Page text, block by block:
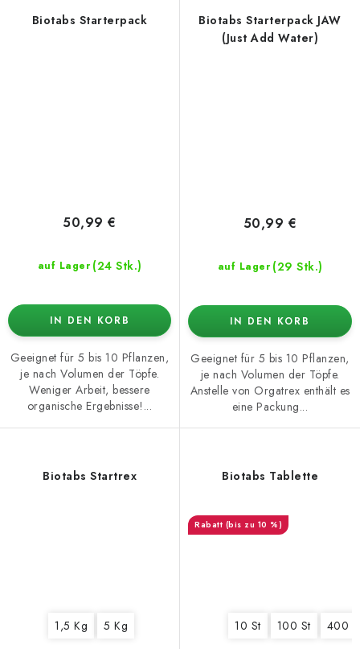
Biotabs Starterpack
auf Lager (24 Stk.)
50,99 €
IN DEN KORB
Geeignet für 5 bis 10 Pflanzen,
je nach Volumen der Töpfe.
Weniger Arbeit, bessere
organische Ergebnisse!...
Biotabs Starterpack JAW
(Just Add Water)
auf Lager (29 Stk.)
50,99 €
IN DEN KORB
Geeignet für 5 bis 10 Pflanzen,
je nach Volumen der Töpfe.
Anstelle von Orgatrex enthält es
eine Packung...
Biotabs Startrex
1,5 Kg 5 Kg
Biotabs Tablette
(bis zu 10 %)
10 St 100 St 400